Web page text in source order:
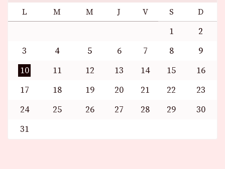
L M M J V S D
1
2
3
4 5 6 7 8
9
10
11 12 13 14 15
16
17
18 19 20 21 22
23
24
25 26 27 28 29
30
31